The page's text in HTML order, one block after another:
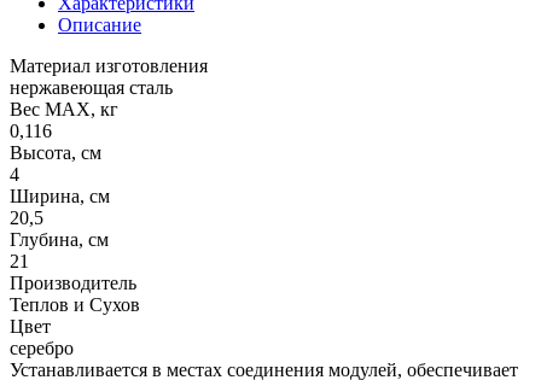
Описание
Материал изготовления
нержавеющая сталь
Вес МАХ, кг
0,116
Высота, см
4
Ширина, см
20,5
Глубина, см
21
Производитель
Теплов и Сухов
Цвет
серебро
Устанавливается в местах соединения модулей, обеспечивает